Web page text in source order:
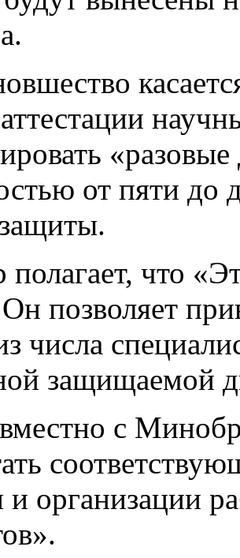
от пяти до
что
позволяет
числа
защищаемой
с
и организации